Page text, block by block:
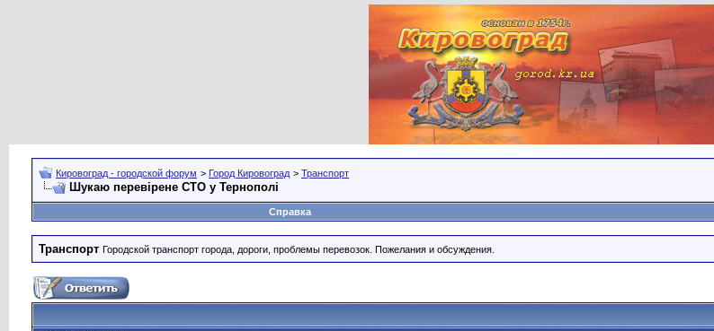
Кировоград - городской форум > Город Кировоград > Транспорт
Шукаю перевірене СТО у Тернополі
Справка
Транспорт Городской транспорт города, дороги, проблемы перевозок. Пожелания и обсуждения.